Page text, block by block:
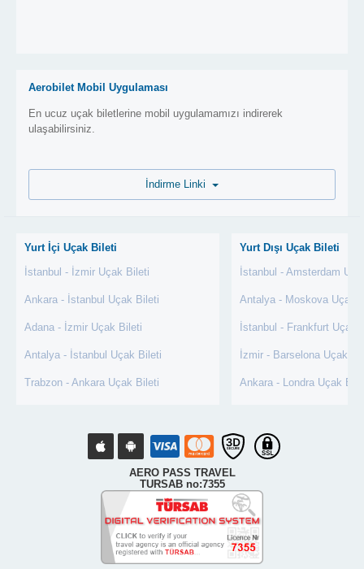
Aerobilet Mobil Uygulaması
En ucuz uçak biletlerine mobil uygulamamızı indirerek
ulaşabilirsiniz.
Yurt İçi Uçak Bileti
İstanbul - İzmir Uçak Bileti
Ankara - İstanbul Uçak Bileti
Adana - İzmir Uçak Bileti
Antalya - İstanbul Uçak Bileti
Trabzon - Ankara Uçak Bileti
Yurt Dışı Uçak Bileti
İstanbul - Amsterdam
Antalya - Moskova Uçak
İstanbul - Frankfurt Uçak
İzmir - Barselona Uçak
Ankara - Londra Uçak
AERO PASS TRAVEL
TURSAB no:7355